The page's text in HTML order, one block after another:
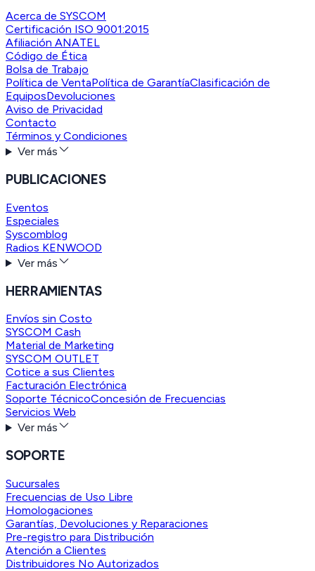
Acerca de SYSCOM
Certificación ISO 9001:2015
Afiliación ANATEL
Código de Ética
Bolsa de Trabajo
Política de VentaPolítica de GarantíaClasificación de
EquiposDevoluciones
Aviso de Privacidad
Contacto
Términos y Condiciones
Ver más
PUBLICACIONES
Eventos
Especiales
Syscomblog
Radios KENWOOD
Ver más
HERRAMIENTAS
Envíos sin Costo
SYSCOM Cash
Material de Marketing
SYSCOM OUTLET
Cotice a sus Clientes
Facturación Electrónica
Soporte TécnicoConcesión de Frecuencias
Servicios Web
Ver más
SOPORTE
Sucursales
Frecuencias de Uso Libre
Homologaciones
Garantías, Devoluciones y Reparaciones
Pre-registro para Distribución
Atención a Clientes
Distribuidores No Autorizados